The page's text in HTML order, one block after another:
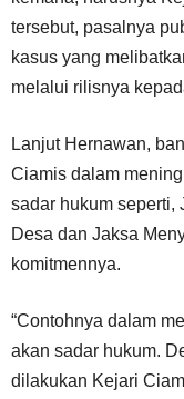
tersebut, pasalnya
kasus yang
melalui rilisnya
Lanjut Hernawan,
Ciamis dalam
sadar hukum seperti,
Desa dan Jaksa
komitmennya.
“Contohnya dalam
akan sadar hukum.
dilakukan Kejari